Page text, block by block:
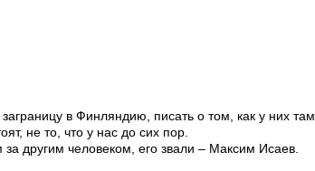
в Финляндию, писать о том, как у них там
не то, что у нас до сих пор.
другим человеком, его звали – Максим Исаев.